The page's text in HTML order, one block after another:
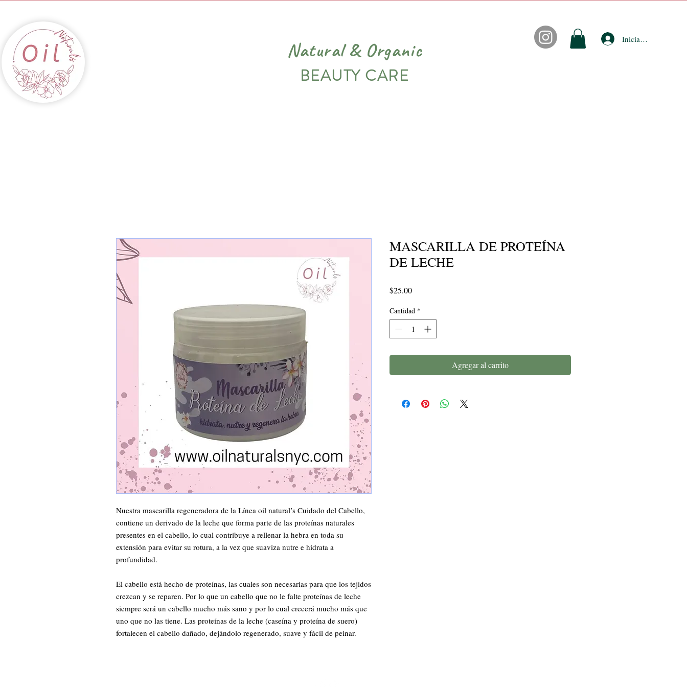
Natural & Organic
BEAUTY CARE
Iniciar sesión
Nuestra mascarilla regeneradora de la Línea oil natural’s Cuidado del Cabello,
contiene un derivado de la leche que forma parte de las proteínas naturales
presentes en el cabello, lo cual contribuye a rellenar la hebra en toda su
extensión para evitar su rotura, a la vez que suaviza nutre e hidrata a
profundidad.
El cabello está hecho de proteínas, las cuales son necesarias para que los tejidos
crezcan y se reparen. Por lo que un cabello que no le falte proteínas de leche
siempre será un cabello mucho más sano y por lo cual crecerá mucho más que
uno que no las tiene. Las proteínas de la leche (caseína y proteína de suero)
fortalecen el cabello dañado, dejándolo regenerado, suave y fácil de peinar.
MASCARILLA DE PROTEÍNA
DE LECHE
$25.00Precio
Cantidad *
Agregar al carrito